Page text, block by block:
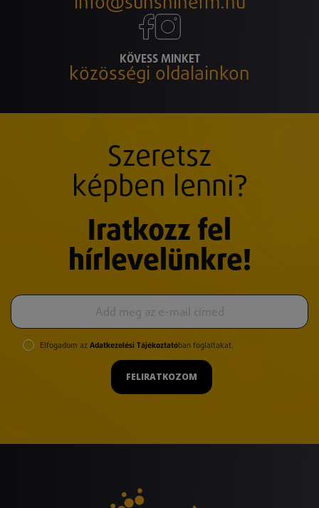
KÖVESS MINKET
közösségi oldalainkon
Szeretsz
képben lenni?
Iratkozz fel
hírlevelünkre!
Elfogadom az Adatkezelési Tájékoztatóban foglaltakat.
FELIRATKOZOM